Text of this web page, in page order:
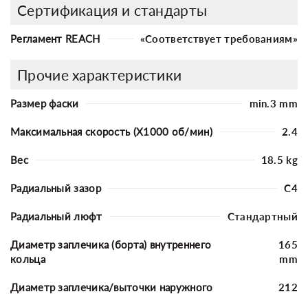
Сертификация и стандарты
Регламент REACH «Соответствует требованиям»
Прочие характеристики
Размер фаски min.3 mm
Максимальная скорость (X1000 об/мин) 2.4
Вес 18.5 kg
Радиальный зазор C4
Радиальный люфт Стандартный
Диаметр заплечика (борта) внутреннего
кольца
165
mm
Диаметр заплечика/выточки наружного
212